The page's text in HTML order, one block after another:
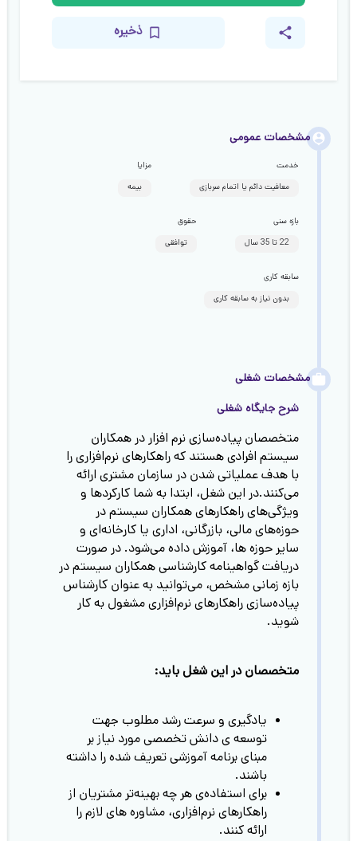
ذخیره
مشخصات عمومی
خدمت
معافیت دائم یا اتمام سربازی
مزایا
بیمه
بازه سنی
22 تا 35 سال
حقوق
توافقی
سابقه کاری
بدون نیاز به سابقه کاری
مشخصات شغلی
شرح جایگاه شغلی
متخصصان پیاده‌سازی نرم افزار در همکاران
سیستم افرادی هستند که راهکارهای نرم‌افزاری را
با هدف عملیاتی شدن در سازمان مشتری ارائه
می‌کنند.در این شغل، ابتدا به شما کارکردها و
ویژگی‌های راهکار‌های همکاران سیستم در
حوزه‌های مالی، بازرگانی، اداری یا کارخانه‌ای و
سایر حوزه ها، آموزش داده می‌شود. در صورت
دریافت گواهینامه کارشناسی همکاران سیستم در
بازه زمانی مشخص، می‌توانید به عنوان کارشناس
پیاده‌سازی راهکار‌های نرم‌افزاری مشغول به کار
شوید.
متخصصان در این شغل باید:
یادگیری و سرعت رشد مطلوب جهت
توسعه ی دانش تخصصی مورد نیاز بر
مبنای برنامه آموزشی تعریف شده را داشته
باشند.
برای استفاده‌ی هر چه بهینه‌تر مشتریان از
راهکارهای نرم‌افزاری، مشاوره های لازم را
ارائه کنند.